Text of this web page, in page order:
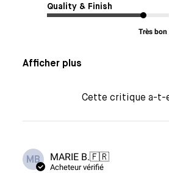
Quality & Finish
Très bon
Afficher plus
Cette critique a-t-
MB MARIE B.🇫🇷
Acheteur vérifié